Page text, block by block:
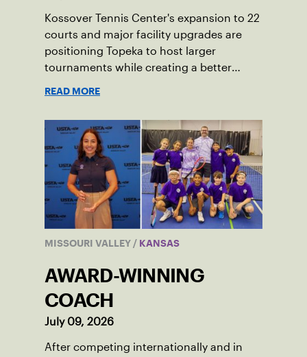
Kossover Tennis Center's expansion to 22
courts and major facility upgrades are
positioning Topeka to host larger
tournaments while creating a better
READ MORE
MISSOURI VALLEY / KANSAS
AWARD-WINNING
COACH
July 09, 2026
After competing internationally and in